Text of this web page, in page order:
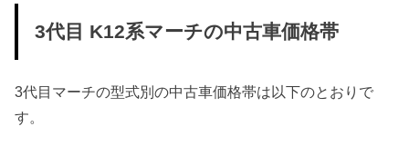
AK12
3代目 K12系マーチの中古車価格帯
3代目マーチの型式別の中古車価格帯は以下のとおりで
す。